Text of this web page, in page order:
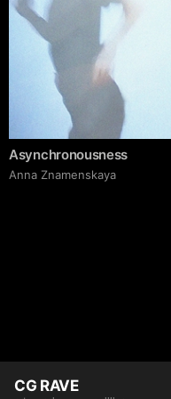
Asynchronousness
Anna Znamenskaya
CG RAVE